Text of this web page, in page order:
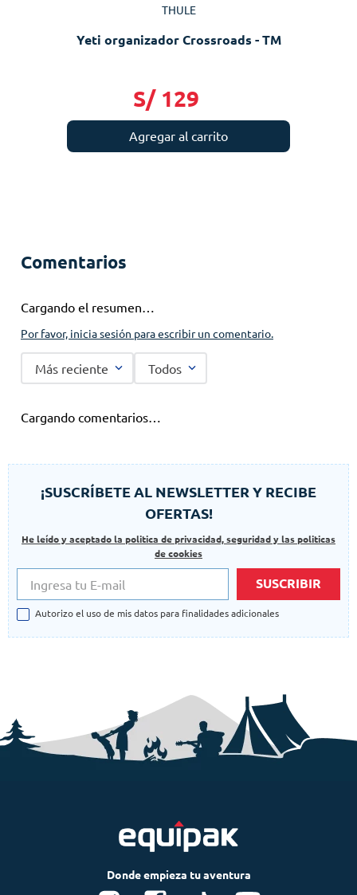
THULE
Yeti organizador Crossroads - TM
S/ 129
Agregar al carrito
Comentarios
Cargando el resumen…
Por favor, inicia sesión para escribir un comentario.
Más reciente Todos
Cargando comentarios…
¡SUSCRÍBETE AL NEWSLETTER Y RECIBE
OFERTAS!
He leído y aceptado la politica de privacidad, seguridad y las politicas
de cookies
SUSCRIBIR
Autorizo el uso de mis datos para finalidades adicionales